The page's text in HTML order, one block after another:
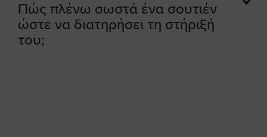
Πώς πλένω σωστά ένα σουτιέν
ώστε να διατηρήσει τη στήριξή
του;